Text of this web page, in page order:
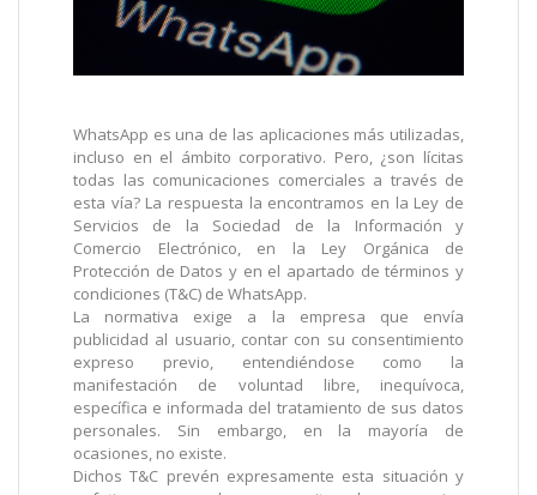
WhatsApp es una de las aplicaciones más utilizadas,
incluso en el ámbito corporativo. Pero, ¿son lícitas
todas las comunicaciones comerciales a través de
esta vía? La respuesta la encontramos en la Ley de
Servicios de la Sociedad de la Información y
Comercio Electrónico, en la Ley Orgánica de
Protección de Datos y en el apartado de términos y
condiciones (T&C) de WhatsApp.
La normativa exige a la empresa que envía
publicidad al usuario, contar con su consentimiento
expreso previo, entendiéndose como la
manifestación de voluntad libre, inequívoca,
específica e informada del tratamiento de sus datos
personales. Sin embargo, en la mayoría de
ocasiones, no existe.
Dichos T&C prevén expresamente esta situación y